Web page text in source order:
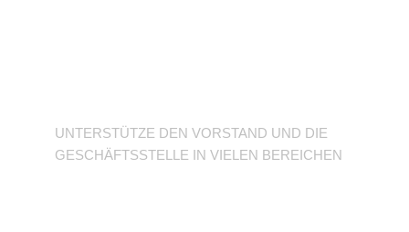
UNTERSTÜTZE DEN VORSTAND UND DIE
GESCHÄFTSSTELLE IN VIELEN BEREICHEN